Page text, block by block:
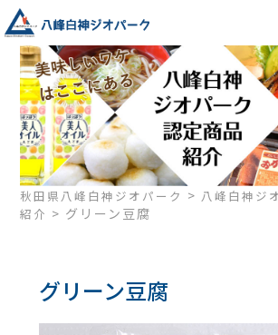
秋田県八峰白神ジオパーク > 八峰白神ジ
紹介 > グリーン豆腐
グリーン豆腐